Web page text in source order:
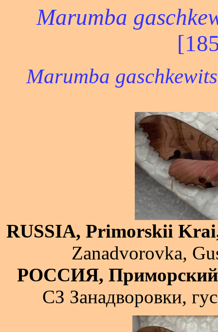
Marumba
Marumba
RUSSIA, Primorskii
Zanadvorovka,
РОССИЯ, Приморский
СЗ Занадворовки,